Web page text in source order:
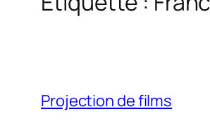
Projection de films